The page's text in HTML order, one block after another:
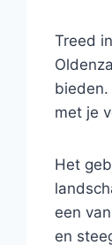
Treed
met je
Het
een
en